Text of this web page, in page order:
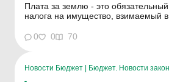
Плата за землю - это
налога на имущество, взимаемый
государственной и коммунальной
Нормы установлены п.п. 14.1.147 п.
плата ...
0 0 70
Новости Бюджет | Бюджет. Новости